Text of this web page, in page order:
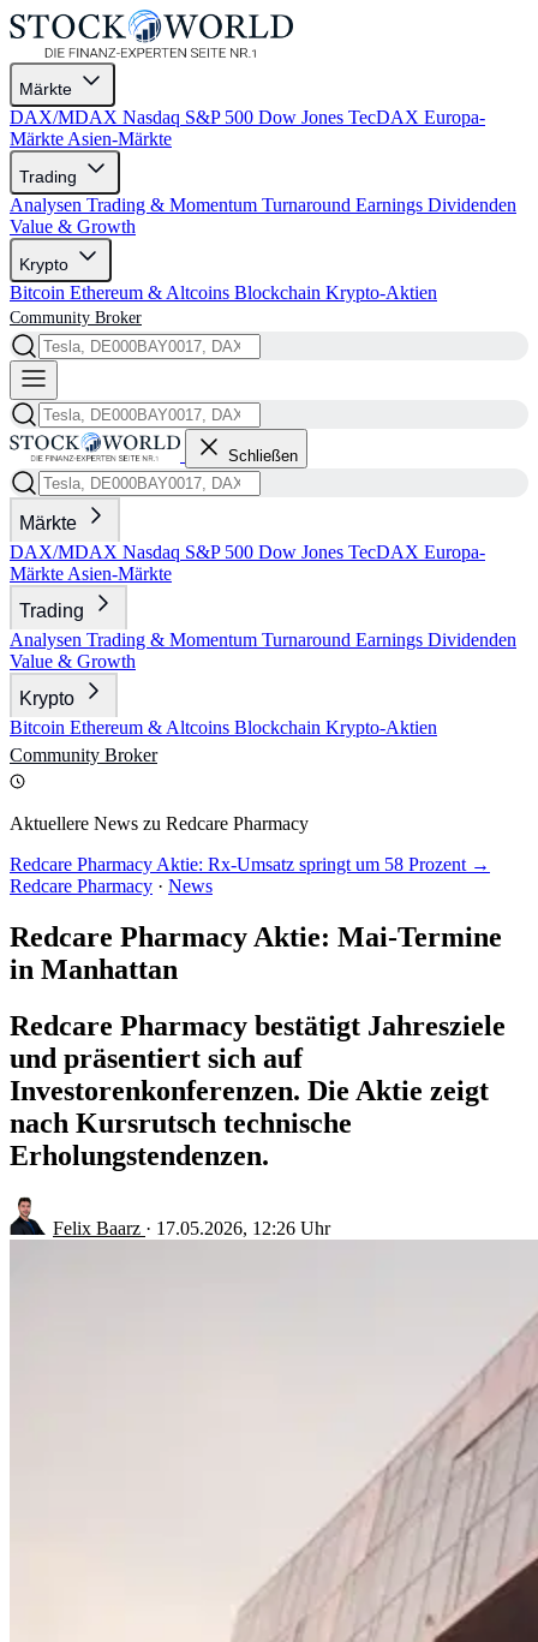
Märkte
DAX/MDAX Nasdaq S&P 500 Dow Jones TecDAX Europa-
Märkte Asien-Märkte
Trading
Analysen Trading & Momentum Turnaround Earnings Dividenden
Value & Growth
Krypto
Bitcoin Ethereum & Altcoins Blockchain Krypto-Aktien
Community Broker
Schließen
Märkte
DAX/MDAX Nasdaq S&P 500 Dow Jones TecDAX Europa-
Märkte Asien-Märkte
Trading
Analysen Trading & Momentum Turnaround Earnings Dividenden
Value & Growth
Krypto
Bitcoin Ethereum & Altcoins Blockchain Krypto-Aktien
Community Broker
Aktuellere News zu Redcare Pharmacy
Redcare Pharmacy Aktie: Rx-Umsatz springt um 58 Prozent →
Redcare Pharmacy · News
Redcare Pharmacy Aktie: Mai-Termine
in Manhattan
Redcare Pharmacy bestätigt Jahresziele
und präsentiert sich auf
Investorenkonferenzen. Die Aktie zeigt
nach Kursrutsch technische
Erholungstendenzen.
Felix Baarz · 17.05.2026, 12:26 Uhr